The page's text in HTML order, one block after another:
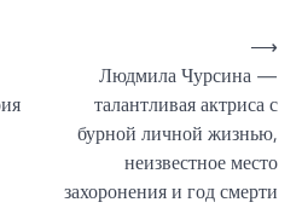
Людмила Чурсина —
талантливая актриса с
бурной личной жизнью,
неизвестное место
захоронения и год смерти
⟶